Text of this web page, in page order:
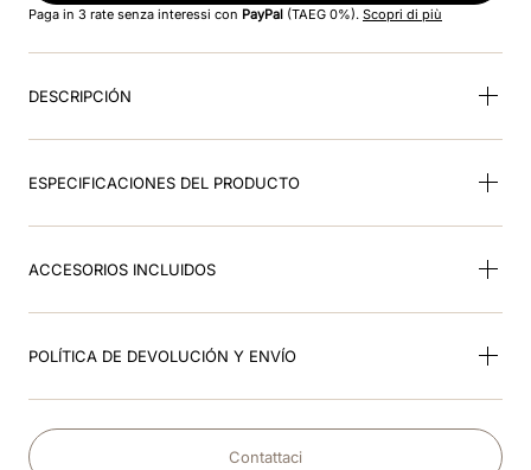
9.kep nero
10.kep cromo
Paga in 3 rate senza interessi con PayPal (TAEG 0%). Scopri di più
DESCRIPCIÓN
ESPECIFICACIONES DEL PRODUCTO
ACCESORIOS INCLUIDOS
POLÍTICA DE DEVOLUCIÓN Y ENVÍO
Contattaci